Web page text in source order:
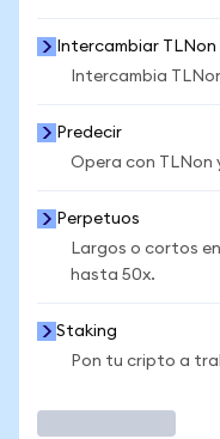
Intercambiar TLNon
Intercambia
Predecir
Opera con TLNon
Perpetuos
Largos o cortos
hasta 50x.
Staking
Pon tu cripto a